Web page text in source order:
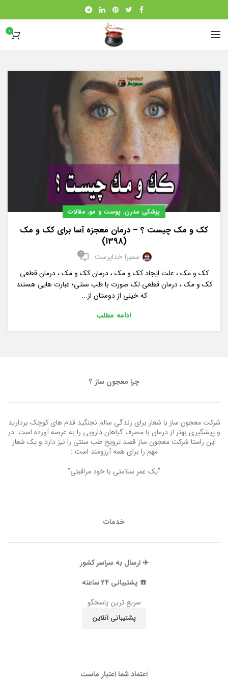
0
پزشکی مدرن, پوست و مو, مقالات
کک و مک چیست ؟ – درمان معجزه آسا برای کک و مک
(1398)
سمیرا خداپرست 1
کک و مک ، علت ایجاد کک و مک ، درمان کک و مک ، درمان قطعی
کک و مک ، درمان قطعی لک صورت با طب سنتی؛ عبارت هایی هستند
که خیلی از دوستان از...
ادامه مطلب
چرا معجون ساز ؟
شرکت معجون ساز با شعار برای زندگی سالم نجنگید قدم های کوچک بردارید
و پیشگیری بهتر از درمان با مصرف گیاهان دارویی را به عرصه آورده است. در
این راستا شرکت معجون ساز قصد ترویج طب سنتی را نیز دارد و یک شعار
مهم را برای همه آرزومند است :
“یک عمر سلامتی با خود مراقبتی”
خدمات
✈️ ارسال به سراسر کشور
☎️ پشتیبانی 24 ساعته
سریع ترین پاسخگو
پشتیبانی آنلاین
اعتماد شما اعتبار ماست